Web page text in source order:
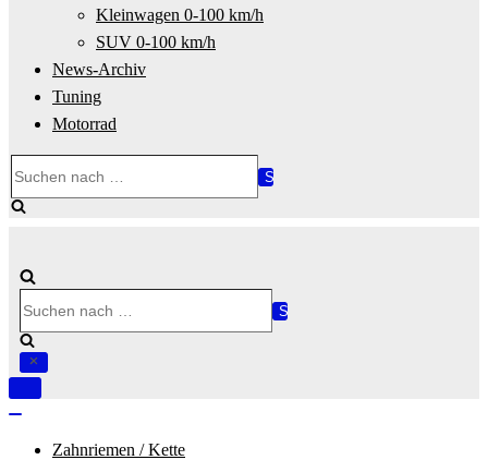
Kleinwagen 0-100 km/h
SUV 0-100 km/h
News-Archiv
Tuning
Motorrad
nach …
nach …
Navigation
Zahnriemen / Kette